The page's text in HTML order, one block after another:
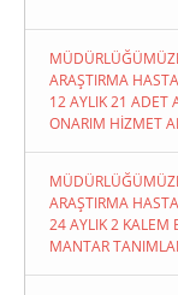
ARAŞTIRMA
12 AYLIK 21 ADET
ONARIM HİZMET
ARAŞTIRMA
24 AYLIK 2 KALEM
MANTAR